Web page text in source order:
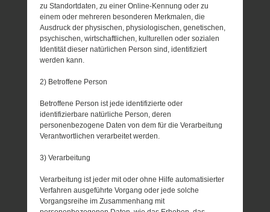
zu Standortdaten, zu einer Online-Kennung oder zu
einem oder mehreren besonderen Merkmalen, die
Ausdruck der physischen, physiologischen, genetischen,
psychischen, wirtschaftlichen, kulturellen oder sozialen
Identität dieser natürlichen Person sind, identifiziert
werden kann.
2) Betroffene Person
Betroffene Person ist jede identifizierte oder
identifizierbare natürliche Person, deren
personenbezogene Daten von dem für die Verarbeitung
Verantwortlichen verarbeitet werden.
3) Verarbeitung
Verarbeitung ist jeder mit oder ohne Hilfe automatisierter
Verfahren ausgeführte Vorgang oder jede solche
Vorgangsreihe im Zusammenhang mit